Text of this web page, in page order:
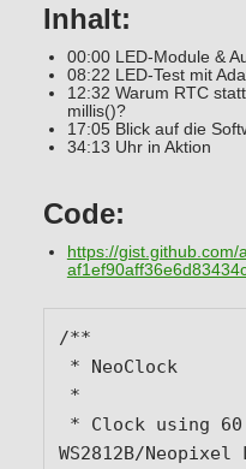
Inhalt:
00:00 LED-Module &
08:22 LED-Test mit
12:32 Warum RTC
millis()?
17:05 Blick auf die
34:13 Uhr in Aktion
Code:
https://gist.github.com/
/**
WS2812B/Neopixel